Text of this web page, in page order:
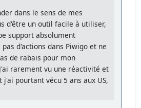
dans le sens de mes
d'être un outil facile à utiliser,
support absolument
d'actions dans Piwigo et ne
de rabais pour mon
rarement vu une réactivité et
j'ai pourtant vécu 5 ans aux US,